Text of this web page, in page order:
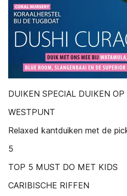
DUIKEN SPECIAL DUIKEN OP
WESTPUNT
Relaxed kantduiken met de
5
TOP 5 MUST DO MET KIDS
CARIBISCHE RIFFEN